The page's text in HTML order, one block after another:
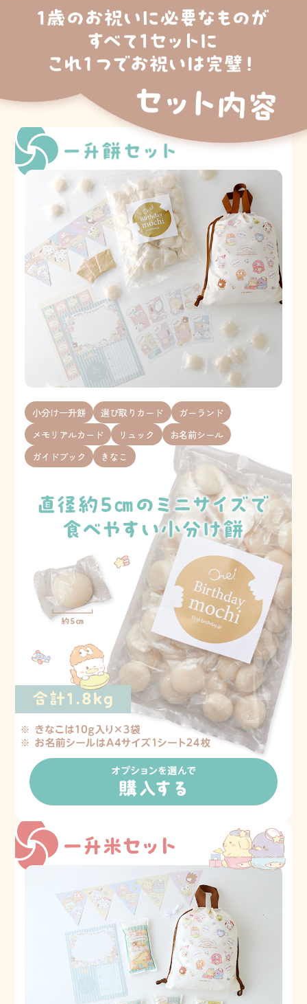
小分け一升餅 選び取りカード
ガーランド
メモリアルカード
リュック
お名前シール
ガイドブック
きなこ